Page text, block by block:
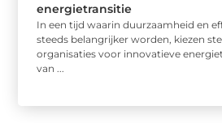
energietransitie
In een tijd waarin duurzaamheid en
steeds belangrijker worden, kiezen
organisaties voor innovatieve
van ...